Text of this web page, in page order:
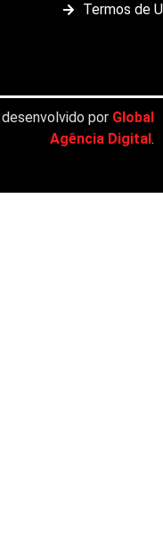
Termos de
por Global
Agência Digital.